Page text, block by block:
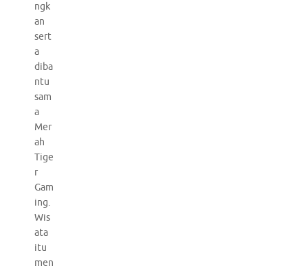
ngk
an
sert
a
diba
ntu
sam
a
Mer
ah
Tige
r
Gam
ing.
Wis
ata
itu
men